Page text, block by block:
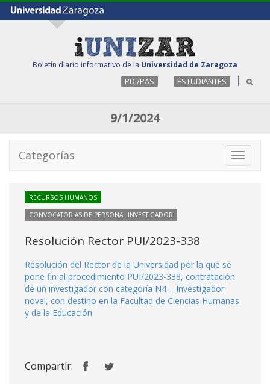
Boletín diario informativo de la Universidad de Zaragoza
PDI/PAS ESTUDIANTES
9/1/2024
Toggle
Categorías
RECURSOS HUMANOS
CONVOCATORIAS DE PERSONAL INVESTIGADOR
Resolución Rector PUI/2023-338
Resolución del Rector de la Universidad por la que se
pone fin al procedimiento PUI/2023-338, contratación
de un investigador con categoría N4 – Investigador
novel, con destino en la Facultad de Ciencias Humanas
y de la Educación
Compartir: